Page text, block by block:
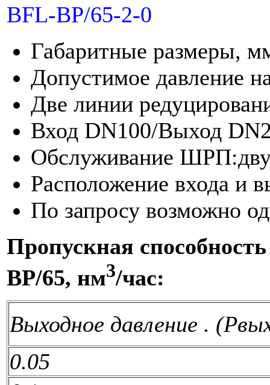
BFL-BP/65-2-0
Габаритные размеры,
Допустимое давление
Две линии
Вход DN100/Выход
Обслуживание
Расположение входа и
По запросу возможно
Пропускная
BP/65, нм3/час:
Выходное давление .
0.05